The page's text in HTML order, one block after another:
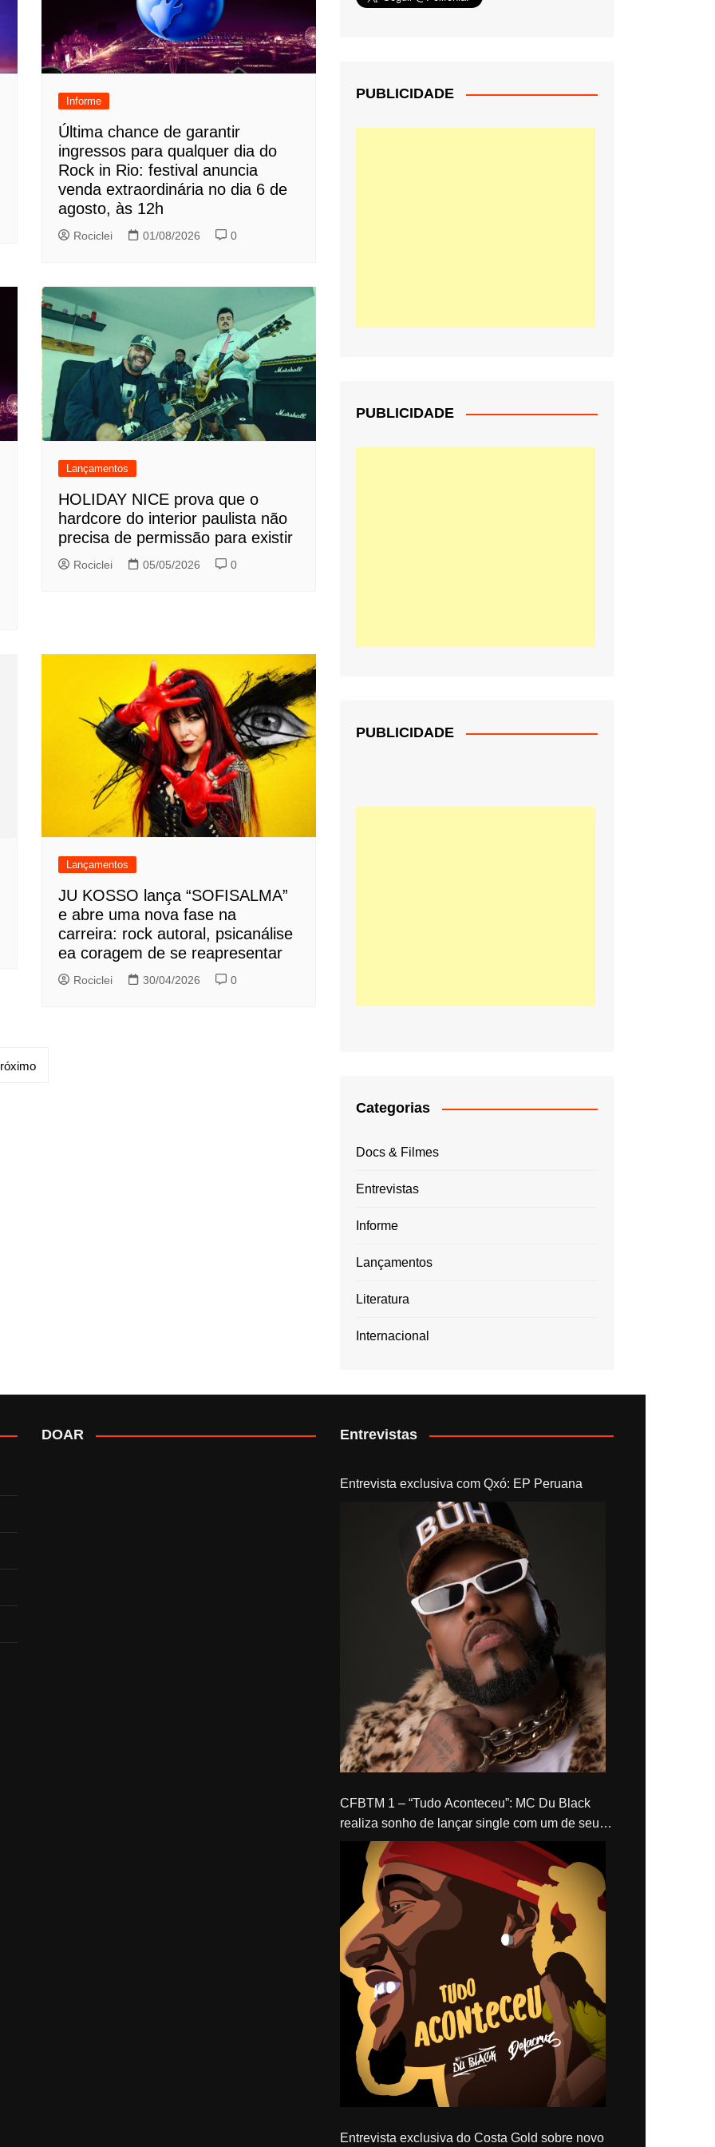
Informe
Última chance de garantir
ingressos para qualquer dia do
Rock in Rio: festival anuncia
venda extraordinária no dia 6 de
agosto, às 12h
Rociclei 01/08/2026 0
Lançamentos
HOLIDAY NICE prova que o
hardcore do interior paulista não
precisa de permissão para existir
Rociclei 05/05/2026 0
Lançamentos
JU KOSSO lança “SOFISALMA”
e abre uma nova fase na
carreira: rock autoral, psicanálise
ea coragem de se reapresentar
Rociclei 30/04/2026 0
PUBLICIDADE
PUBLICIDADE
PUBLICIDADE
Categorias
Docs & Filmes
Entrevistas
Informe
Lançamentos
Literatura
Internacional
DOAR Entrevistas
Entrevista exclusiva com Qxó: EP Peruana
CFBTM 1 – “Tudo Aconteceu”: MC Du Black
realiza sonho de lançar single com um de seus
ídolos, Delacruz
Entrevista exclusiva do Costa Gold sobre novo